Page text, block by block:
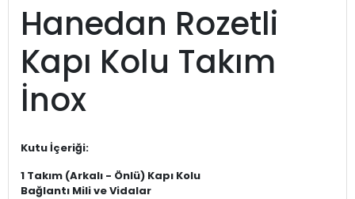
Hanedan Rozetli
Kapı Kolu Takım
İnox
Kutu İçeriği:
1 Takım (Arkalı - Önlü) Kapı Kolu
Bağlantı Mili ve Vidalar